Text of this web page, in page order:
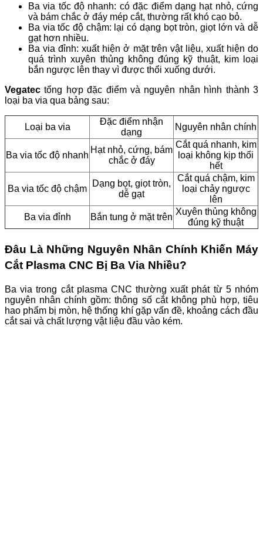
Ba via tốc độ nhanh: có đặc điểm dạng hạt nhỏ, cứng
và bám chắc ở đáy mép cắt, thường rất khó cạo bỏ.
Ba via tốc độ chậm: lại có dạng bọt tròn, giọt lớn và dễ
gạt hơn nhiều.
Ba via đỉnh: xuất hiện ở mặt trên vật liệu, xuất hiện do
quá trình xuyên thủng không đúng kỹ thuật, kim loại
bắn ngược lên thay vì được thổi xuống dưới.
Vegatec tổng hợp đặc điểm và nguyên nhân hình thành 3
loại ba via qua bảng sau:
Loại ba via
Đặc điểm nhận
dạng
Nguyên nhân chính
Ba via tốc độ nhanh
Hạt nhỏ, cứng, bám
chắc ở đáy
Cắt quá nhanh, kim
loại không kịp thổi
hết
Ba via tốc độ chậm
Dạng bọt, giọt tròn,
dễ gạt
Cắt quá chậm, kim
loại chảy ngược
lên
Ba via đỉnh
Bắn tung ở mặt trên
Xuyên thủng không
đúng kỹ thuật
Đâu Là Những Nguyên Nhân Chính Khiến Máy
Cắt Plasma CNC Bị Ba Via Nhiều?
Ba via trong cắt plasma CNC thường xuất phát từ 5 nhóm
nguyên nhân chính gồm: thông số cắt không phù hợp, tiêu
hao phẩm bị mòn, hệ thống khí gặp vấn đề, khoảng cách đầu
cắt sai và chất lượng vật liệu đầu vào kém.